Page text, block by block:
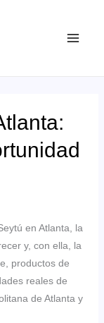
en Atlanta, la
y, con ella, la
productos de
reales de
de Atlanta y